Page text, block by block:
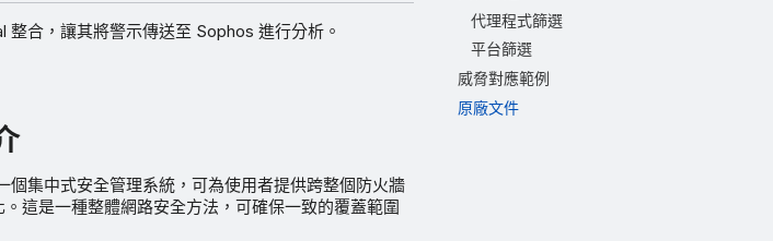
代理程式篩選
平台篩選
威脅對應範例
原廠文件
合，讓其將警示傳送至 Sophos 進行分析。
集中式安全管理系統，可為使用者提供跨整個防火牆
這是一種整體網路安全方法，可確保一致的覆蓋範圍